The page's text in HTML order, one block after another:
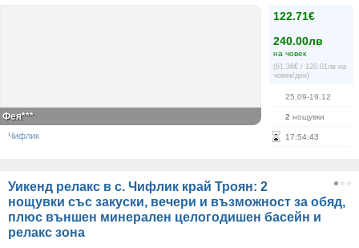
122.71€
240.00лв
на човек
(61.36€ / 120.01лв на
човек/ден)
25.09-19.12
2 нощувки
17:54:43
Фея***
Чифлик
Уикенд релакс в с. Чифлик край Троян: 2
нощувки със закуски, вечери и възможност за обяд,
плюс външен минерален целогодишен басейн и
релакс зона